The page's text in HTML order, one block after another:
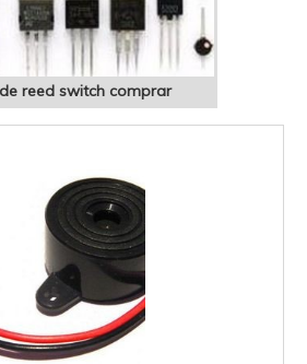
reed switch comprar